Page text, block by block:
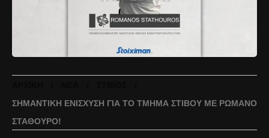
ΣΗΜΑΝΤΙΚΉ ΕΝΊΣΧΥΣΗ ΓΙΑ ΤΟ ΤΜΉΜΑ ΣΤΊΒΟΥ ΜΕ ΡΩΜΑΝΌ
ΣΤΑΘΟΎΡΟ!